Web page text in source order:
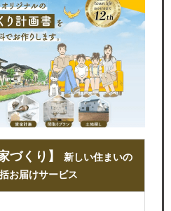
づくり】
新しい住まいの
お届けサービス